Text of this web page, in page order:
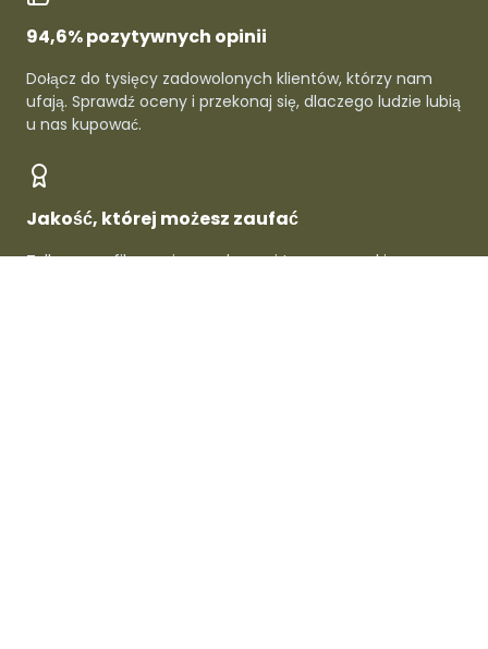
94,6% pozytywnych opinii
Dołącz do tysięcy zadowolonych klientów, którzy nam
ufają. Sprawdź oceny i przekonaj się, dlaczego ludzie lubią
u nas kupować.
Jakość, której możesz zaufać
Tylko zweryfikowani sprzedawcy i topowe marki -